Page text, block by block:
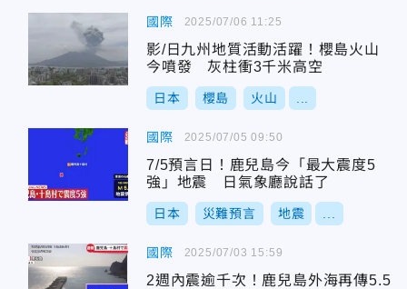
國際
影/日九州地質活動活躍！櫻島火山
今噴發 灰柱衝3千米高空
日本 櫻島 火山
2025/07/06 11:25
國際
7/5預言日！鹿兒島今「最大震度5
強」地震 日氣象廳說話了
日本 災難預言 地震
2025/07/05 09:50
國際
2週內震逾千次！鹿兒島外海再傳5.5
2025/07/03 15:59